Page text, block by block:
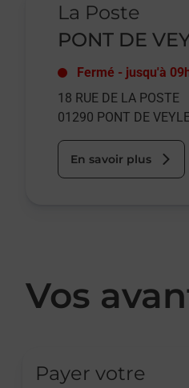
La Poste
PONT DE
Fermé - jusqu'à
18 RUE DE LA POSTE
01290 PONT DE
En savoir plus
Vos
Payer votre